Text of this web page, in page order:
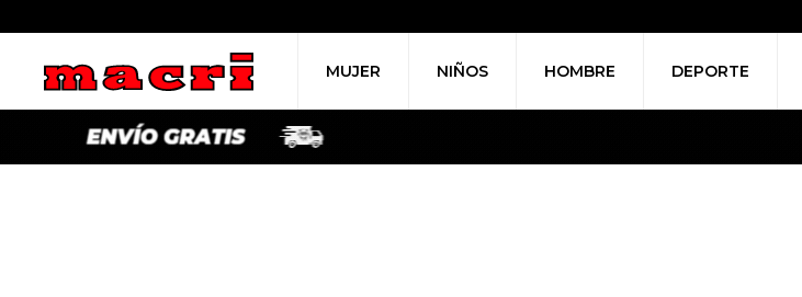
MUJER NIÑOS HOMBRE DEPORTE